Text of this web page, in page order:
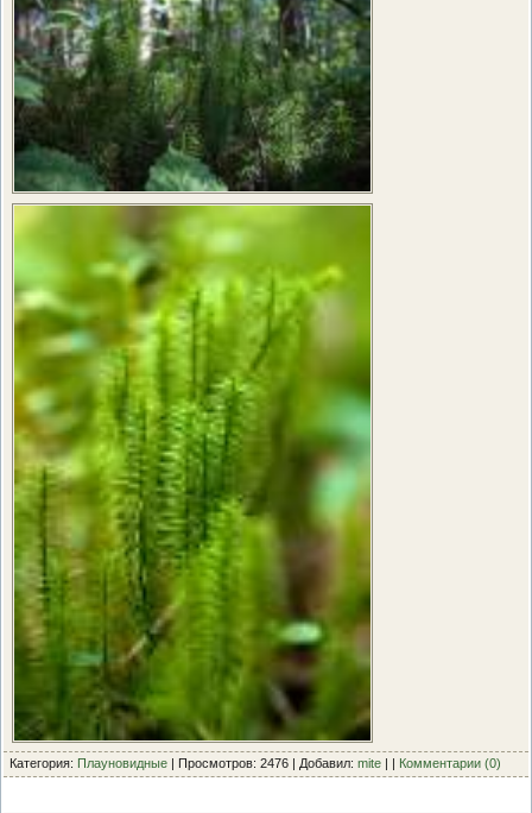
Категория: Плауновидные | Просмотров: 2476 | Добавил: mite | | Комментарии (0)